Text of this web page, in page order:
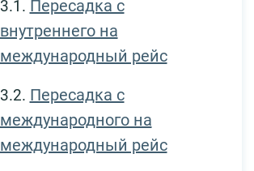
Пересадка с
внутреннего на
международный рейс
Пересадка с
международного на
международный рейс